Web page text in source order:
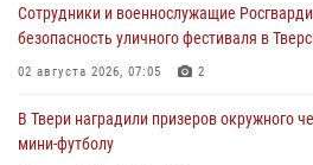
В Твери наградили призеров окружного
мини-футболу
24 июля 2026, 12:18 2
Росгвардейцы оказали помощь водителю
Сотрудники и военнослужащие
безопасность уличного фестиваля в
02 августа 2026, 07:05 2
В Твери наградили призеров окружного
мини-футболу